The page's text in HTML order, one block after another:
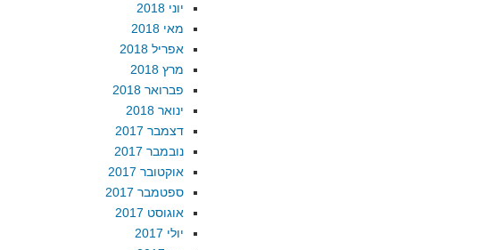
יוני 2018
מאי 2018
אפריל 2018
מרץ 2018
פברואר 2018
ינואר 2018
דצמבר 2017
נובמבר 2017
אוקטובר 2017
ספטמבר 2017
אוגוסט 2017
יולי 2017